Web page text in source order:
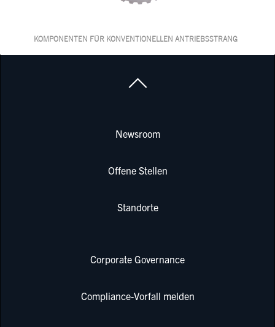
KOMPONENTEN FÜR KONVENTIONELLEN ANTRIEBSSTRANG
Newsroom
Offene Stellen
Standorte
Corporate Governance
Compliance-Vorfall melden